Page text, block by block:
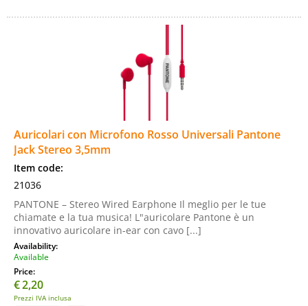
Auricolari con Microfono Rosso Universali Pantone
Jack Stereo 3,5mm
Item code:
21036
PANTONE – Stereo Wired Earphone Il meglio per le tue
chiamate e la tua musica! L"auricolare Pantone è un
innovativo auricolare in-ear con cavo [...]
Availability:
Available
Price:
€2,20
Prezzi IVA inclusa